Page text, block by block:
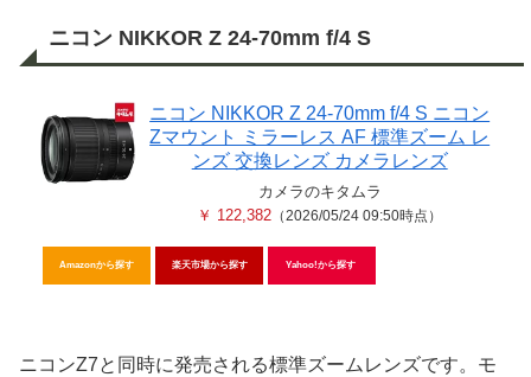
ニコン NIKKOR Z 24-70mm f/4 S
ニコン NIKKOR Z 24-70mm f/4 S ニコン
Zマウント ミラーレス AF 標準ズーム レ
ンズ 交換レンズ カメラレンズ
カメラのキタムラ
￥ 122,382 （2026/05/24 09:50時点）
Amazonから探す 楽天市場から探す Yahoo!から探す
ニコンZ7と同時に発売される標準ズームレンズです。モ